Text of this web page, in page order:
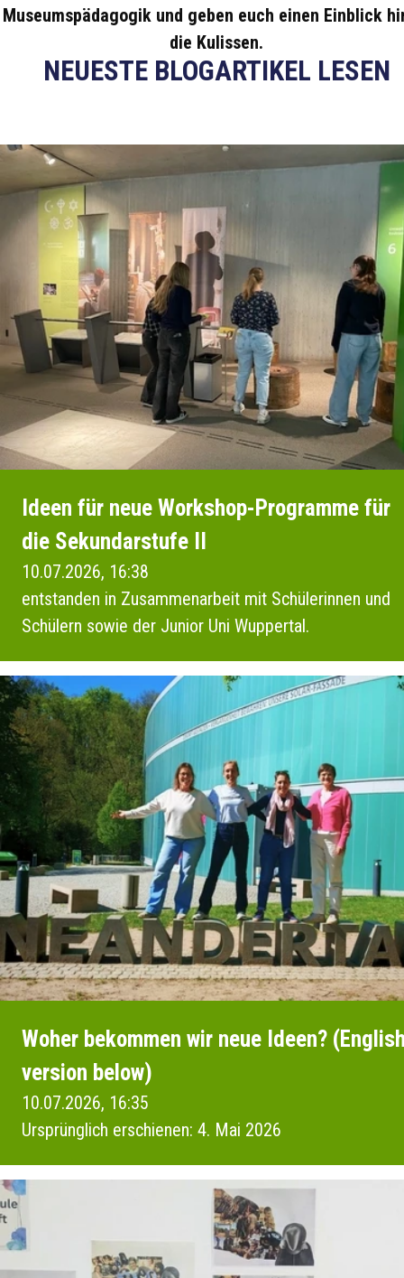
Museumspädagogik und geben euch einen Einblick
die Kulissen.
NEUESTE BLOGARTIKEL LESEN
Ideen für neue Workshop-Programme für
die Sekundarstufe II
10.07.2026, 16:38
entstanden in Zusammenarbeit mit Schülerinnen und
Schülern sowie der Junior Uni Wuppertal.
Woher bekommen wir neue Ideen?
version below)
10.07.2026, 16:35
Ursprünglich erschienen: 4. Mai 2026